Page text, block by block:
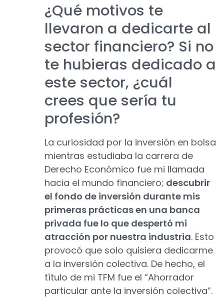
¿Qué motivos te
llevaron a dedicarte al
sector financiero? Si no
te hubieras dedicado a
este sector, ¿cuál
crees que sería tu
profesión?
La curiosidad por la inversión en bolsa
mientras estudiaba la carrera de
Derecho Económico fue mi llamada
hacia el mundo financiero; descubrir
el fondo de inversión durante mis
primeras prácticas en una banca
privada fue lo que despertó mi
atracción por nuestra industria. Esto
provocó que solo quisiera dedicarme
a la inversión colectiva. De hecho, el
título de mi TFM fue el “Ahorrador
particular ante la inversión colectiva”.